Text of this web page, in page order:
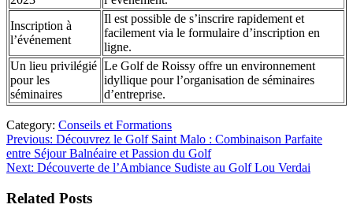
Inscription à
l’événement
Il est possible de s’inscrire rapidement et
facilement via le formulaire d’inscription en
ligne.
Un lieu privilégié
pour les
séminaires
Le Golf de Roissy offre un environnement
idyllique pour l’organisation de séminaires
d’entreprise.
Category: Conseils et Formations
Post
navigation
Previous: Découvrez le Golf Saint Malo : Combinaison Parfaite
entre Séjour Balnéaire et Passion du Golf
Next: Découverte de l’Ambiance Sudiste au Golf Lou Verdai
Related Posts